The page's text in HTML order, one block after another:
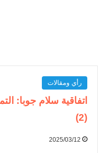
رأي ومقالات
اتفاقية سلام جوبا:
(2)
2025/03/12